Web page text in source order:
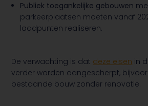
Publiek toegankelijke gebouwen
parkeerplaatsen moeten vanaf
laadpunten realiseren.
De verwachting is dat deze eisen in
verder worden aangescherpt,
bestaande bouw zonder renovatie.